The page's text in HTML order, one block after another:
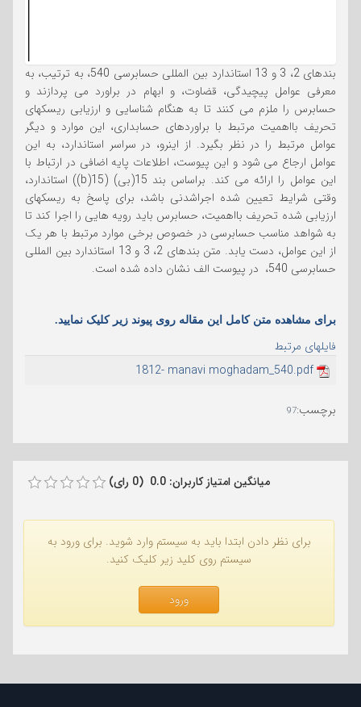
بندهای 2، 3 و 13 استاندارد بین المللی حسابرسی 540، به ترتیب، به
معرفی عوامل پیچیدگی، قضاوت، و ابهام در براورد می پردازند و
حسابرس را ملزم می کنند تا به هنگام شناسایی و ارزیابی ریسکهای
تحریف بااهمیت مرتبط با براوردهای حسابداری، این موارد و دیگر
عوامل مرتبط را در نظر بگیرد. از اینرو، در سراسر استاندارد، به این
عوامل ارجاع می شود و این پیوست، اطلاعات پایه اضافی در ارتباط با
این عوامل را ارائه می کند. براساس بند 15(بی) (15(b)) استاندارد،
وقتی شرایط تعیین شده اجراشدنی باشد، برای پاسخ به ریسکهای
ارزیابی شده تحریف بااهمیت، حسابرس باید رویه هایی را اجرا کند تا
به شواهد مناسب حسابرسی در خصوص برخی موارد مرتبط با هر یک
از این عوامل، دست یابد. متن بندهای 2، 3 و 13 استاندارد بین المللی
حسابرسی 540، در پیوست الف نشان داده شده است.
برای مشاهده متن کامل این مقاله روی پیوند زیر کلیک نمایید.
فایلهای مرتبط
1812- manavi moghadam_540.pdf
برچسب:
97
میانگین امتیاز کاربران: 0.0 (0 رای)
برای نظر دادن ابتدا باید به سیستم وارد شوید. برای ورود به
سیستم روی کلید زیر کلیک کنید.
ورود